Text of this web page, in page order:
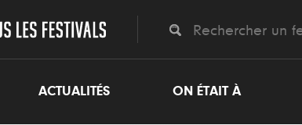
ACTUALITÉS ON ÉTAIT À